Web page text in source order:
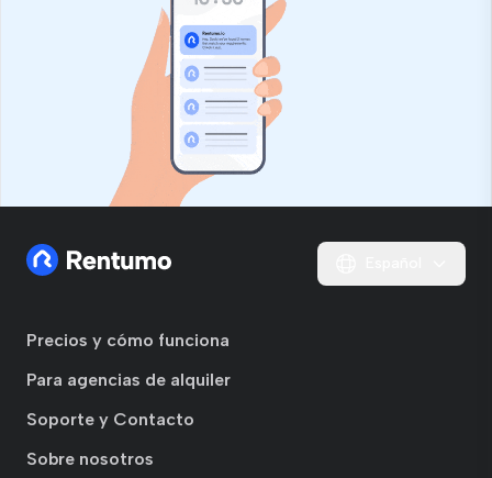
Precios y cómo funciona
Para agencias de alquiler
Soporte y Contacto
Sobre nosotros